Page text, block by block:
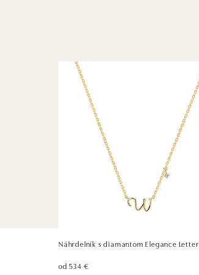
Náhrdelník s diamantom Elegance Letter
od 534 €